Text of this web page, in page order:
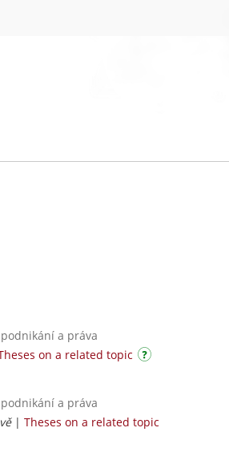
a práva
on a related topic
a práva
| Theses on a related topic